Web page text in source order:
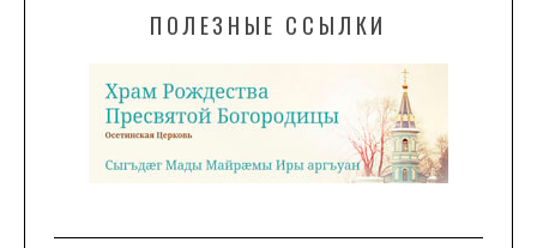
ПОЛЕЗНЫЕ ССЫЛКИ